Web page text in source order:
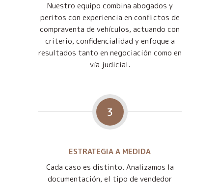
Nuestro equipo combina abogados y
peritos con experiencia en conflictos de
compraventa de vehículos, actuando con
criterio, confidencialidad y enfoque a
resultados tanto en negociación como en
vía judicial.
3
ESTRATEGIA A MEDIDA
Cada caso es distinto. Analizamos la
documentación, el tipo de vendedor